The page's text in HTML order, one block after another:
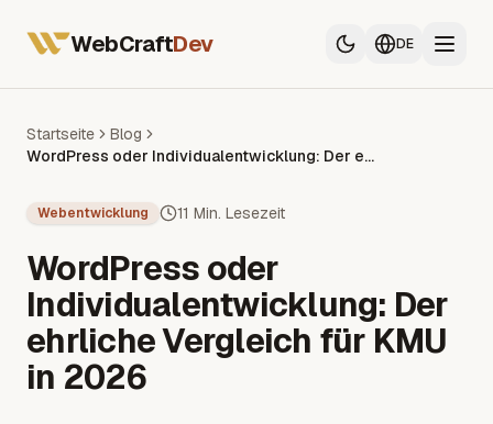
WebCraftDev DE
Alle Dienstleistungen
Webentwickler Frankreich
SEO & GEO
Webentwickler Frankreich
Startseite
Blog
WordPress oder Individualentwicklung: Der ehrliche Vergleich für KMU in 2026
Webentwicklung 11 Min. Lesezeit
WordPress oder
Individualentwicklung: Der
ehrliche Vergleich für KMU
in 2026